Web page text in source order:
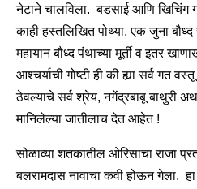
नेटाने चालविला. बडसाई आणि खिचिंग
काही हस्तलिखित पोथ्या, एक जुना
महायान बौध्द पंथाच्या मूर्ती व इतर
आश्चर्याची गोष्टी ही की ह्या सर्व गत
ठेवल्याचे सर्व श्रेय, नगेंद्रबाबू बाथुरी
मानिलेल्या जातीलाच देत आहेत !
सोळाव्या शतकातील ओरिसाचा राजा
बलरामदास नावाचा कवी होऊन गेला.